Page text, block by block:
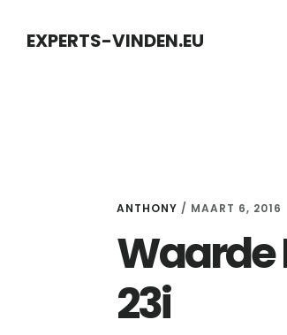
EXPERTS-VINDEN.EU
ANTHONY / MAART 6, 2016
23i